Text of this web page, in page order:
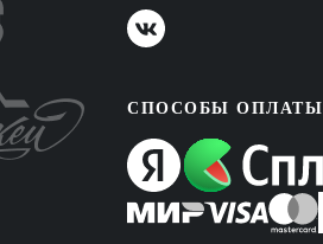
СПОСОБЫ ОПЛАТЫ